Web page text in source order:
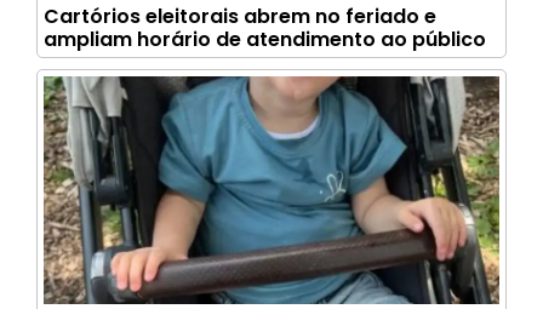
Cartórios eleitorais abrem no feriado e
ampliam horário de atendimento ao público